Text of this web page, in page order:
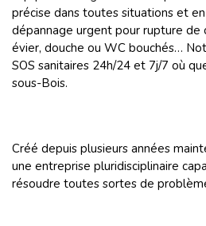
précise dans toutes situations et
dépannage urgent pour rupture de
évier, douche ou WC bouchés…
SOS sanitaires 24h/24 et 7j/7 où
sous-Bois.
Créé depuis plusieurs années
une entreprise pluridisciplinaire
résoudre toutes sortes de